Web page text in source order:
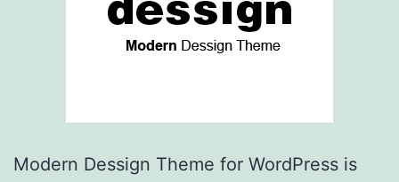
Modern Dessign Theme for WordPress is